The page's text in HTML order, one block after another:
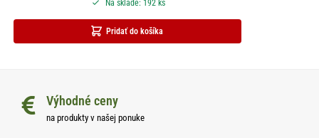
Pridať do košíka
Na sklade: 192 ks
Výhodné ceny
na produkty v našej ponuke